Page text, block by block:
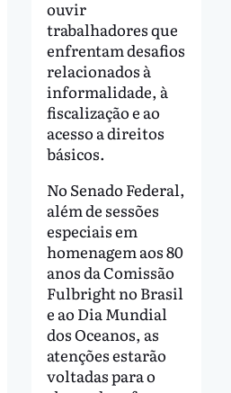
ouvir
trabalhadores que
enfrentam desafios
relacionados à
informalidade, à
fiscalização e ao
acesso a direitos
básicos.
No Senado Federal,
além de sessões
especiais em
homenagem aos 80
anos da Comissão
Fulbright no Brasil
e ao Dia Mundial
dos Oceanos, as
atenções estarão
voltadas para o